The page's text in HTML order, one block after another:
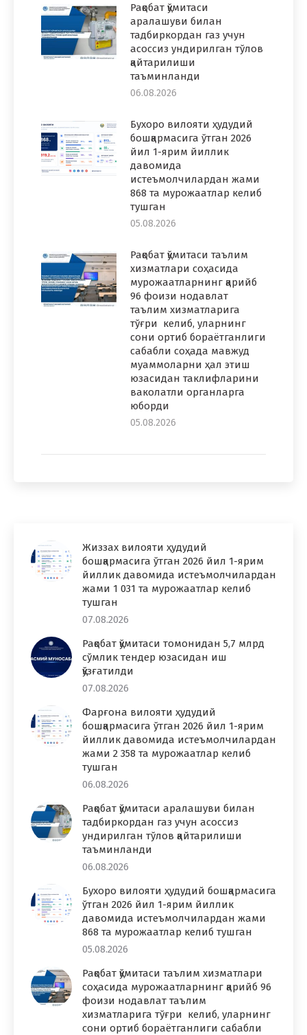
Рақобат қўмитаси
аралашуви билан
тадбиркордан газ учун
асоссиз ундирилган тўлов
қайтарилиши
таъминланди
06.08.2026
Бухоро вилояти ҳудудий
бошқармасига ўтган 2026
йил 1-ярим йиллик
давомида
истеъмолчилардан жами
868 та мурожаатлар келиб
тушган
05.08.2026
Рақобат қўмитаси таълим
хизматлари соҳасида
мурожаатларнинг қарийб
96 фоизи нодавлат
таълим хизматларига
тўғри келиб, уларнинг
сони ортиб бораётганлиги
сабабли соҳада мавжуд
муаммоларни ҳал этиш
юзасидан таклифларини
ваколатли органларга
юборди
05.08.2026
Жиззах вилояти ҳудудий
бошқармасига ўтган 2026 йил 1-ярим
йиллик давомида истеъмолчилардан
жами 1 031 та мурожаатлар келиб
тушган
07.08.2026
Рақобат қўмитаси томонидан 5,7 млрд
сўмлик тендер юзасидан иш
қўзғатилди
07.08.2026
Фарғона вилояти ҳудудий
бошқармасига ўтган 2026 йил 1-ярим
йиллик давомида истеъмолчилардан
жами 2 358 та мурожаатлар келиб
тушган
06.08.2026
Рақобат қўмитаси аралашуви билан
тадбиркордан газ учун асоссиз
ундирилган тўлов қайтарилиши
таъминланди
06.08.2026
Бухоро вилояти ҳудудий бошқармасига
ўтган 2026 йил 1-ярим йиллик
давомида истеъмолчилардан жами
868 та мурожаатлар келиб тушган
05.08.2026
Рақобат қўмитаси таълим хизматлари
соҳасида мурожаатларнинг қарийб 96
фоизи нодавлат таълим
хизматларига тўғри келиб, уларнинг
сони ортиб бораётганлиги сабабли